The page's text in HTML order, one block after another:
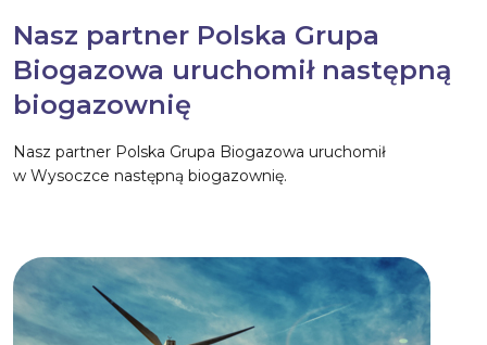
Nasz partner Polska Grupa
Biogazowa uruchomił następną
biogazownię
Nasz partner Polska Grupa Biogazowa uruchomił
w Wysoczce następną biogazownię.